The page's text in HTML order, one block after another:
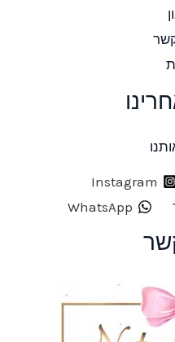
Instagram
WhatsApp